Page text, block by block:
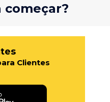
começar?
Clientes